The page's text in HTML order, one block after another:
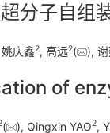
分子自组
庆鑫2, 高远2( ),
of
( ), Qingxin YAO2,